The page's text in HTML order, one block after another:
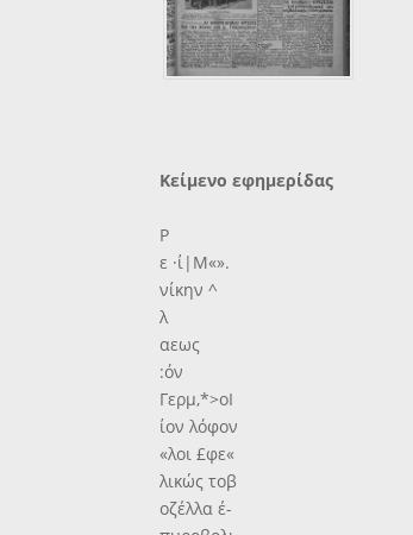
Κείμενο εφημερίδας
Ρ
ε ·ί|Μ«».
νίκην ^
λ
αεως
:όν
Γερμ,*>οΙ
ίον λόφον
«λοι £φε«
λικώς τοβ
οζέλλα έ-